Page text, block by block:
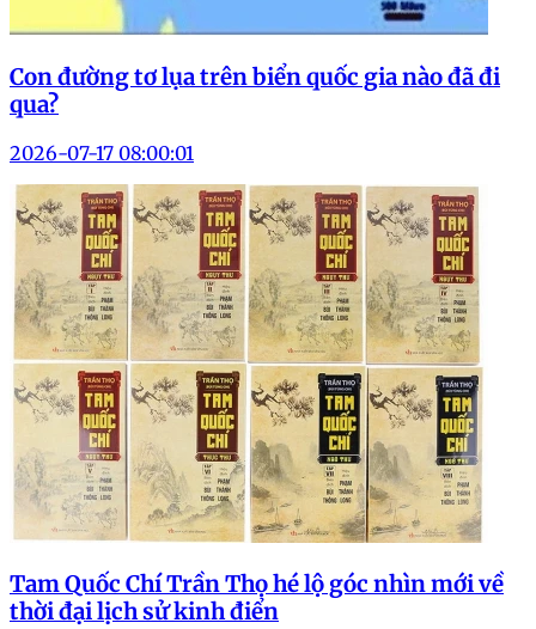
Con đường tơ lụa trên biển quốc gia nào đã đi
qua?
2026-07-17 08:00:01
Tam Quốc Chí Trần Thọ hé lộ góc nhìn mới về
thời đại lịch sử kinh điển